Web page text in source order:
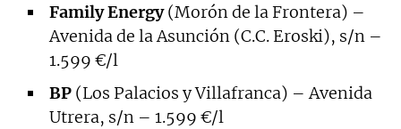
Family Energy(Morón de la Frontera) –
Avenida de la Asunción (C.C. Eroski), s/n –
1.599 €/l
BP (Los Palacios y Villafranca) – Avenida
Utrera, s/n – 1.599 €/l